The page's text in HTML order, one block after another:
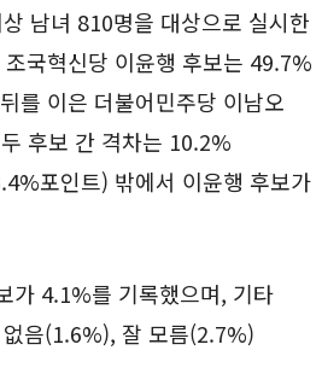
남녀 810명을 대상으로 실시한
국혁신당 이윤행 후보는 49.7%
를 이은 더불어민주당 이남오
후보 간 격차는 10.2%
포인트) 밖에서 이윤행 후보가
가 4.1%를 기록했으며, 기타
음(1.6%), 잘 모름(2.7%)